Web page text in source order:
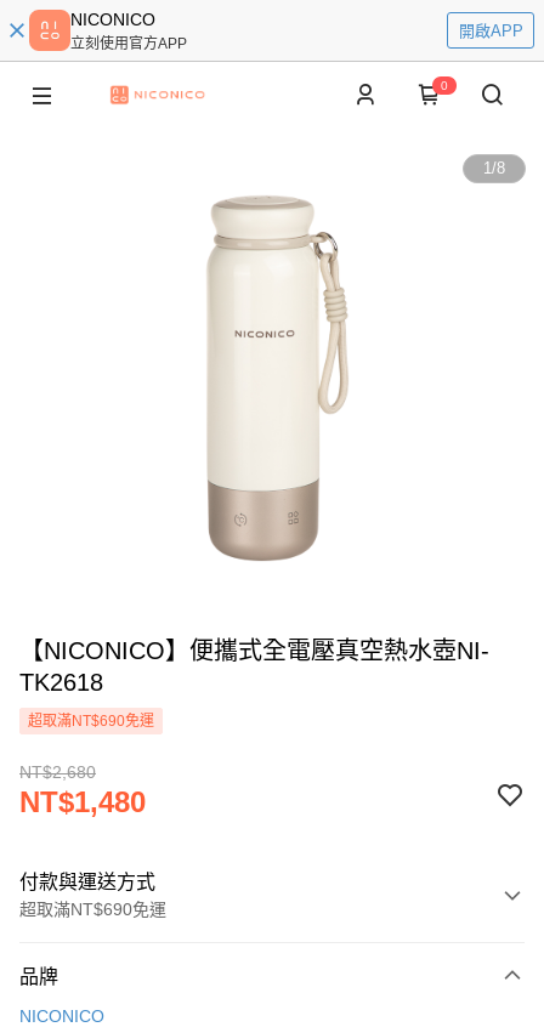
NICONICO
立刻使用官方APP
開啟APP
0
1/8
【NICONICO】便攜式全電壓真空熱水壺NI-
TK2618
超取滿NT$690免運
NT$2,680
NT$1,480
付款與運送方式
超取滿NT$690免運
信用卡一次付款
品牌
NICONICO